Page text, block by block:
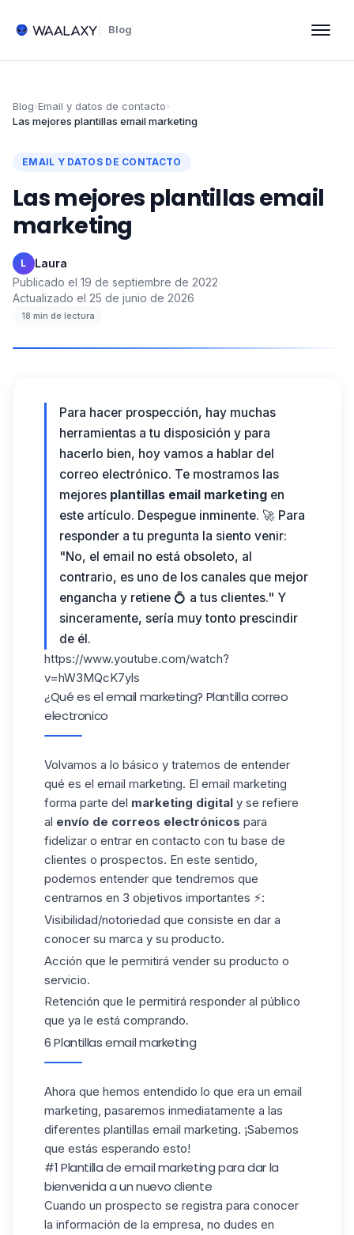
Blog
Blog›Email y datos de contacto›
Las mejores plantillas email marketing
EMAIL Y DATOS DE CONTACTO
Las mejores plantillas email
marketing
L Laura·
Publicado el 19 de septiembre de 2022·
Actualizado el 25 de junio de 2026
·
18 min de lectura
Para hacer prospección, hay muchas
herramientas a tu disposición y para
hacerlo bien, hoy vamos a hablar del
correo electrónico. Te mostramos las
mejores plantillas email marketing en
este artículo. Despegue inminente. 🚀 Para
responder a tu pregunta la siento venir:
"No, el email no está obsoleto, al
contrario, es uno de los canales que mejor
engancha y retiene 💍 a tus clientes." Y
sinceramente, sería muy tonto prescindir
de él.
https://www.youtube.com/watch?
v=hW3MQcK7yls
¿Qué es el email marketing? Plantilla correo
electronico
Volvamos a lo básico y tratemos de entender
qué es el email marketing. El email marketing
forma parte del marketing digital y se refiere
al envío de correos electrónicos para
fidelizar o entrar en contacto con tu base de
clientes o prospectos. En este sentido,
podemos entender que tendremos que
centrarnos en 3 objetivos importantes ⚡:
Visibilidad/notoriedad que consiste en dar a
conocer su marca y su producto.
Acción que le permitirá vender su producto o
servicio.
Retención que le permitirá responder al público
que ya le está comprando.
6 Plantillas email marketing
Ahora que hemos entendido lo que era un email
marketing, pasaremos inmediatamente a las
diferentes plantillas email marketing. ¡Sabemos
que estás esperando esto!
#1 Plantilla de email marketing para dar la
bienvenida a un nuevo cliente
Cuando un prospecto se registra para conocer
la información de la empresa, no dudes en